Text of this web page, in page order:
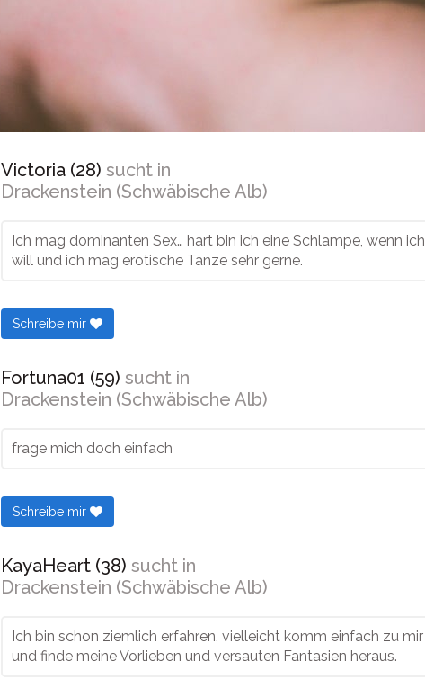
Victoria (28) sucht in
Drackenstein (Schwäbische Alb)
Ich mag dominanten Sex… hart bin ich eine Schlampe, wenn ich
will und ich mag erotische Tänze sehr gerne.
Schreibe mir
Fortuna01 (59) sucht in
Drackenstein (Schwäbische Alb)
frage mich doch einfach
Schreibe mir
KayaHeart (38) sucht in
Drackenstein (Schwäbische Alb)
Ich bin schon ziemlich erfahren, vielleicht komm einfach zu mir
und finde meine Vorlieben und versauten Fantasien heraus.